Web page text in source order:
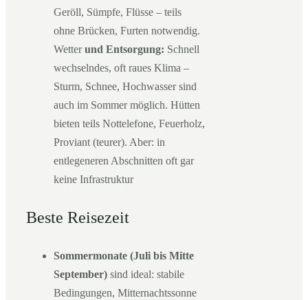
Geröll, Sümpfe, Flüsse – teils
ohne Brücken, Furten notwendig.
Wetterund Entsorgung: Schnell
wechselndes, oft raues Klima –
Sturm, Schnee, Hochwasser sind
auch im Sommer möglich. Hütten
bieten teils Nottelefone, Feuerholz,
Proviant (teurer). Aber: in
entlegeneren Abschnitten oft gar
keine Infrastruktur
Beste Reisezeit
Sommermonate (Juli bis Mitte
September) sind ideal: stabile
Bedingungen, Mitternachtssonne